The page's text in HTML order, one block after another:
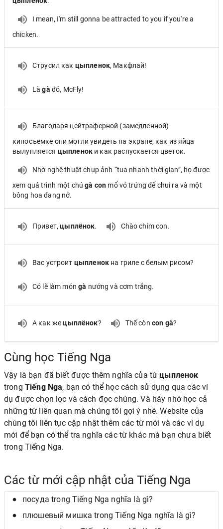
I mean, I'm still gonna be attracted to you if you're a
chicken.
Струсил как цыпленок, Макфлай!
Làgà đó, McFly!
Благодаря цейтраферной (замедленной)
киносъемке они могли увидеть на экране, как из яйца
вылупляется цыпленок и как распускается цветок.
Nhờ nghệ thuật chụp ảnh “tua nhanh thời gian”, họ được
xem quá trình một chúgà con mổ vỏ trứng để chui ra và một
bông hoa đang nở.
Привет,цыплёнок. Chào chim con.
Вас устроит цыпленок на гриле с белым рисом?
Có lẽ làm móngà nướng và cơm trắng.
А как жецыплёнок? Thế còn con gà?
Cùng học Tiếng Nga
Vậy là bạn đã biết được thêm nghĩa của từцыпленок
trong Tiếng Nga, bạn có thể học cách sử dụng qua các ví
dụ được chọn lọc và cách đọc chúng. Và hãy nhớ học cả
những từ liên quan mà chúng tôi gợi ý nhé. Website của
chúng tôi liên tục cập nhật thêm các từ mới và các ví dụ
mới để bạn có thể tra nghĩa các từ khác mà bạn chưa biết
trong Tiếng Nga.
Các từ mới cập nhật của Tiếng Nga
посуда trong Tiếng Nga nghĩa là gì?
плюшевый мишка trong Tiếng Nga nghĩa là gì?